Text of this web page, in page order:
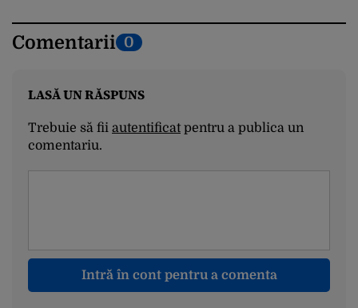
Comentarii 0
LASĂ UN RĂSPUNS
Trebuie să fii autentificatpentru a publica un
comentariu.
Intră în cont pentru a comenta